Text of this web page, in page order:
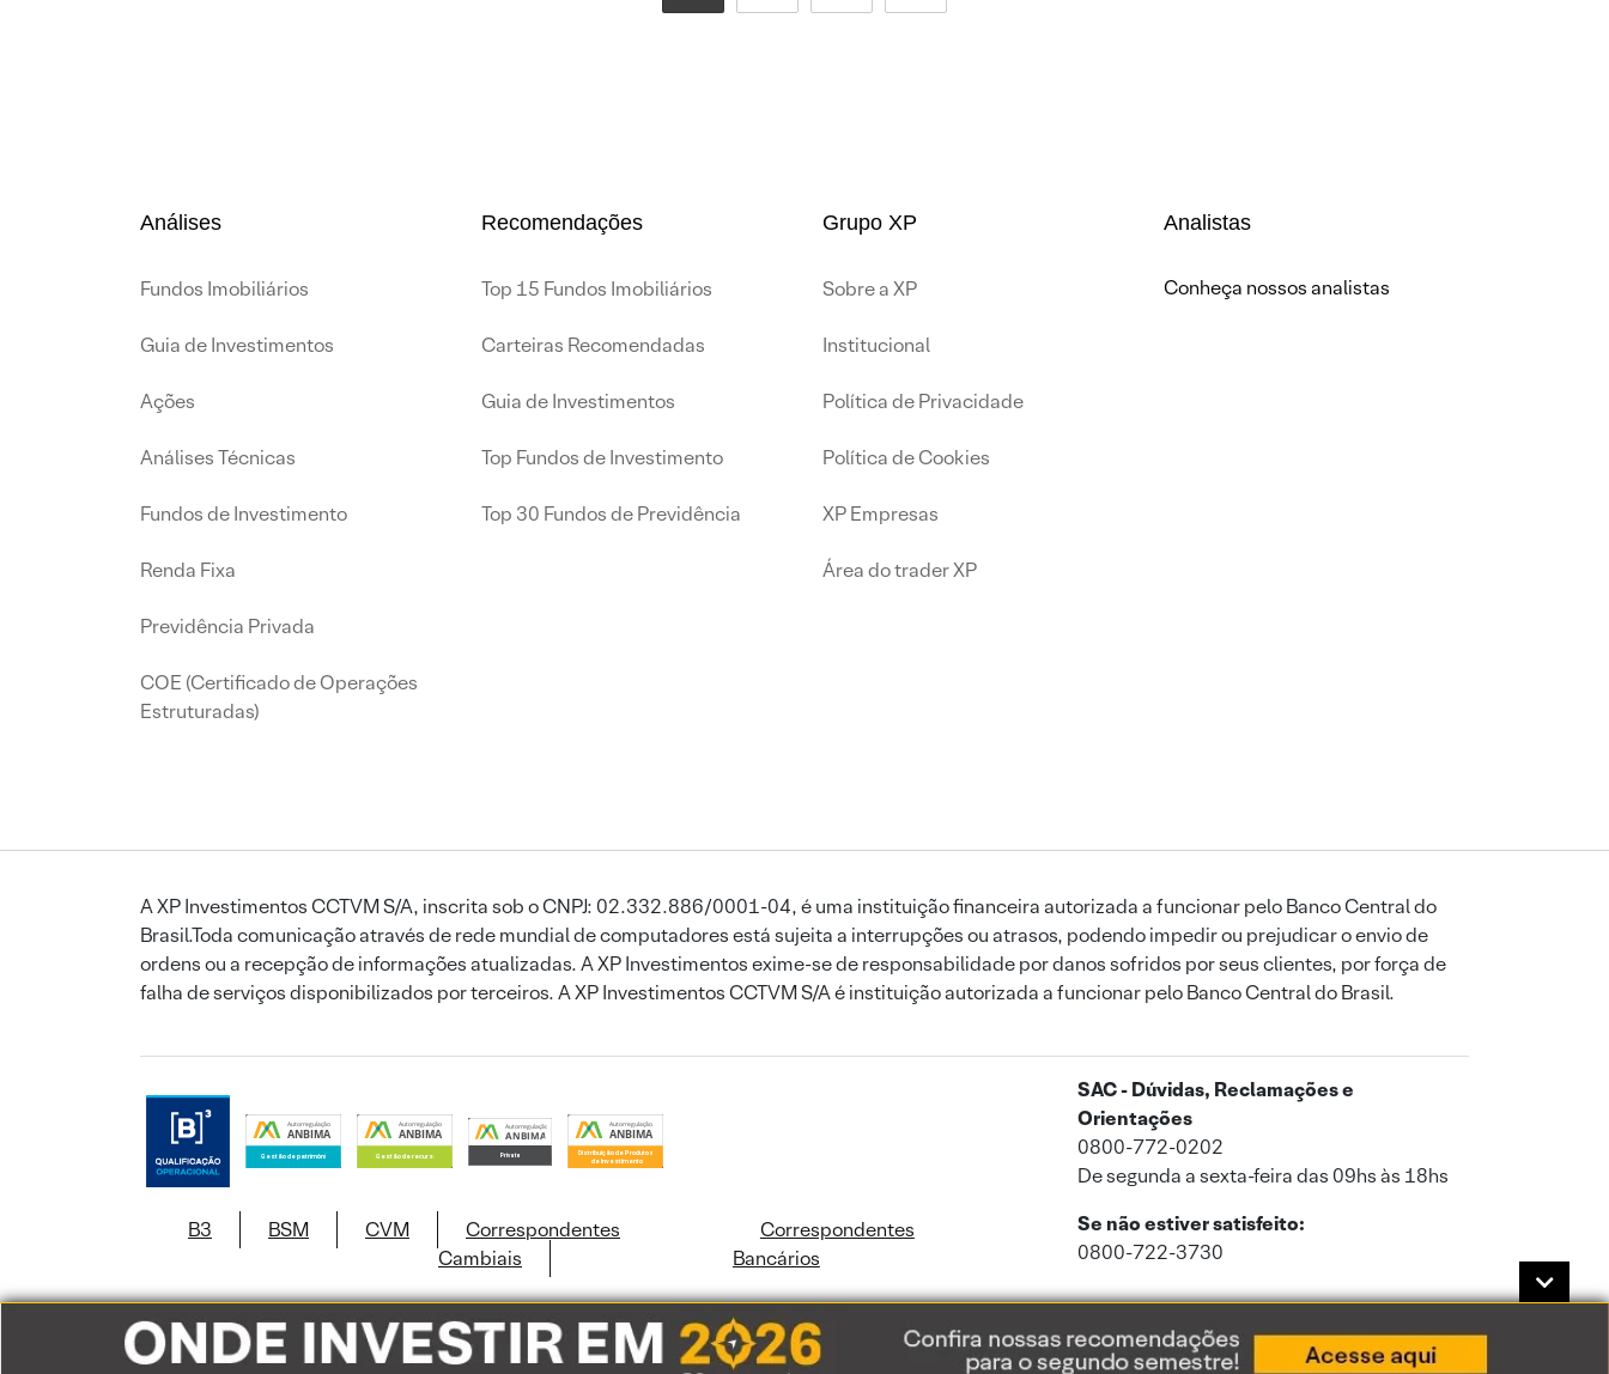
Análises
Fundos Imobiliários
Guia de Investimentos
Ações
Análises Técnicas
Fundos de Investimento
Renda Fixa
Previdência Privada
COE (Certificado de Operações
Estruturadas)
Recomendações
Top 15 Fundos Imobiliários
Carteiras Recomendadas
Guia de Investimentos
Top Fundos de Investimento
Top 30 Fundos de Previdência
Grupo XP
Sobre a XP
Institucional
Política de Privacidade
Política de Cookies
XP Empresas
Área do trader XP
Analistas
Conheça nossos analistas
A XP Investimentos CCTVM S/A, inscrita sob o CNPJ: 02.332.886/0001-04, é uma instituição financeira autorizada a funcionar pelo Banco Central do
Brasil.Toda comunicação através de rede mundial de computadores está sujeita a interrupções ou atrasos, podendo impedir ou prejudicar o envio de
ordens ou a recepção de informações atualizadas. A XP Investimentos exime-se de responsabilidade por danos sofridos por seus clientes, por força de
falha de serviços disponibilizados por terceiros. A XP Investimentos CCTVM S/A é instituição autorizada a funcionar pelo Banco Central do Brasil.
B3 BSM CVM
Correspondentes
Cambiais
Correspondentes
Bancários
SAC - Dúvidas, Reclamações e
Orientações
0800-772-0202
De segunda a sexta-feira das 09hs às 18hs
Se não estiver satisfeito:
0800-722-3730
Este site usa cookies e dados pessoais de acordo com a nossa Política de Cookiese a nossaPolítica de Privacidade.